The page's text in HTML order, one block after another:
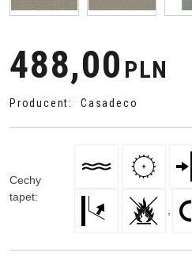
488,00 PLN
Producent: Casadeco
Cechy
tapet: